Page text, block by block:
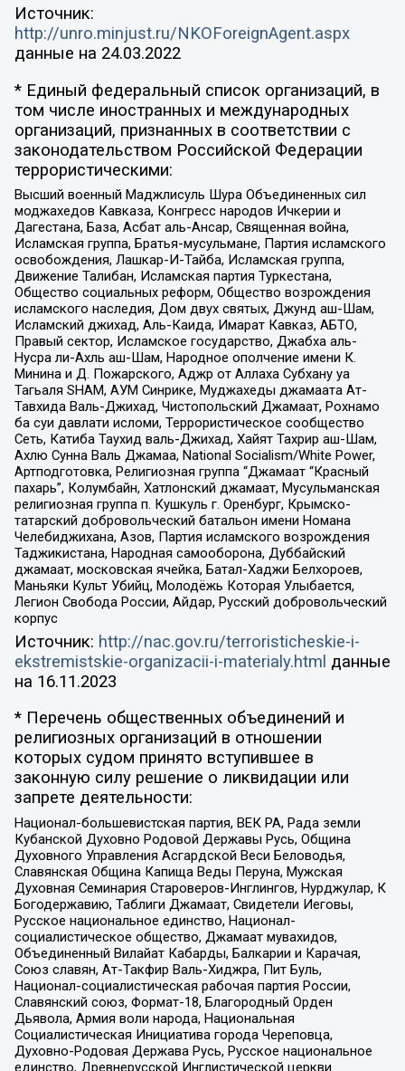
Источник:
http://unro.minjust.ru/NKOForeignAgent.aspx
данные на 24.03.2022
* Единый федеральный список организаций, в
том числе иностранных и международных
организаций, признанных в соответствии с
законодательством Российской Федерации
террористическими:
Высший военный Маджлисуль Шура Объединенных сил
моджахедов Кавказа, Конгресс народов Ичкерии и
Дагестана, База, Асбат аль-Ансар, Священная война,
Исламская группа, Братья-мусульмане, Партия исламского
освобождения, Лашкар-И-Тайба, Исламская группа,
Движение Талибан, Исламская партия Туркестана,
Общество социальных реформ, Общество возрождения
исламского наследия, Дом двух святых, Джунд аш-Шам,
Исламский джихад, Аль-Каида, Имарат Кавказ, АБТО,
Правый сектор, Исламское государство, Джабха аль-
Нусра ли-Ахль аш-Шам, Народное ополчение имени К.
Минина и Д. Пожарского, Аджр от Аллаха Субхану уа
Тагьаля SHAM, АУМ Синрике, Муджахеды джамаата Ат-
Тавхида Валь-Джихад, Чистопольский Джамаат, Рохнамо
ба суи давлати исломи, Террористическое сообщество
Сеть, Катиба Таухид валь-Джихад, Хайят Тахрир аш-Шам,
Ахлю Сунна Валь Джамаа, National Socialism/White Power,
Артподготовка, Религиозная группа “Джамаат “Красный
пахарь”, Колумбайн, Хатлонский джамаат, Мусульманская
религиозная группа п. Кушкуль г. Оренбург, Крымско-
татарский добровольческий батальон имени Номана
Челебиджихана, Азов, Партия исламского возрождения
Таджикистана, Народная самооборона, Дуббайский
джамаат, московская ячейка, Батал-Хаджи Белхороев,
Маньяки Культ Убийц, Молодёжь Которая Улыбается,
Легион Свобода России, Айдар, Русский добровольческий
корпус
Источник: http://nac.gov.ru/terroristicheskie-i-
ekstremistskie-organizacii-i-materialy.html данные
на 16.11.2023
* Перечень общественных объединений и
религиозных организаций в отношении
которых судом принято вступившее в
законную силу решение о ликвидации или
запрете деятельности:
Национал-большевистская партия, ВЕК РА, Рада земли
Кубанской Духовно Родовой Державы Русь, Община
Духовного Управления Асгардской Веси Беловодья,
Славянская Община Капища Веды Перуна, Мужская
Духовная Семинария Староверов-Инглингов, Нурджулар, К
Богодержавию, Таблиги Джамаат, Свидетели Иеговы,
Русское национальное единство, Национал-
социалистическое общество, Джамаат мувахидов,
Объединенный Вилайат Кабарды, Балкарии и Карачая,
Союз славян, Ат-Такфир Валь-Хиджра, Пит Буль,
Национал-социалистическая рабочая партия России,
Славянский союз, Формат-18, Благородный Орден
Дьявола, Армия воли народа, Национальная
Социалистическая Инициатива города Череповца,
Духовно-Родовая Держава Русь, Русское национальное
единство, Древнерусской Инглистической церкви